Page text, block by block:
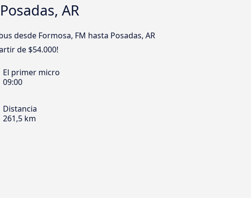
AR
desde Formosa, FM hasta Posadas, AR
de $54.000!
El primer micro
09:00
Distancia
261,5 km